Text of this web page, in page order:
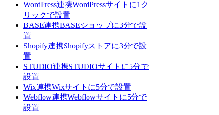
WordPress連携WordPressサイトに1ク
リックで設置
BASE連携BASEショップに3分で設
置
Shopify連携Shopifyストアに3分で設
置
STUDIO連携STUDIOサイトに5分で
設置
Wix連携Wixサイトに5分で設置
Webflow連携Webflowサイトに5分で
設置